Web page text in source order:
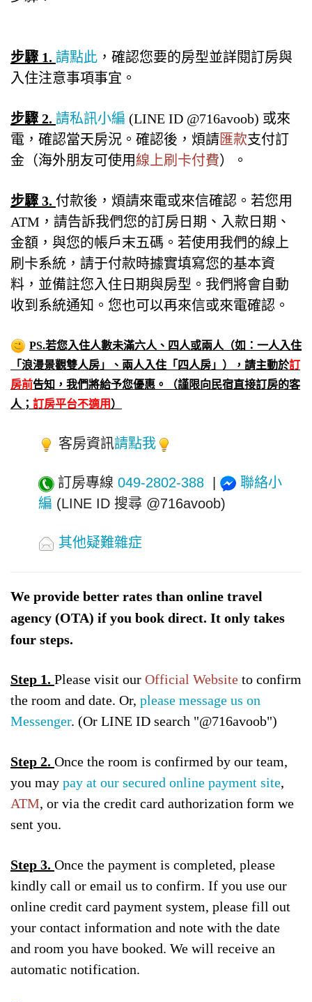
步驟 1. 請點此 ，確認您要的房型並詳閱訂房與
入住注意事項事宜。
步驟 2. 請私訊小編 (LINE ID @716avoob) 或來
電，確認當天房況。確認後，煩請匯款支付訂
金（海外朋友可使用線上刷卡付費）。
步驟 3. 付款後，煩請來電或來信確認。若您用
ATM，請告訴我們您的訂房日期、入款日期、
金額，與您的帳戶末五碼。若使用我們的線上
刷卡系統，請于付款時據實填寫您的基本資
料，並備註您入住日期與房型。我們將會自動
收到系統通知。您也可以再來信或來電確認。
PS.若您入住人數未滿六人、四人或兩人（如：一人入住
「浪漫景觀雙人房」、兩人入住「四人房」），請主動於訂
房前告知，我們將給予您優惠。（謹限向民宿直接訂房的客
人； 訂房平台不適用 ）
客房資訊請點我
訂房專線 049-2802-388 |
聯絡小
編 (LINE ID 搜尋 @716avoob)
其他疑難雜症
We provide better rates than online travel
agency (OTA) if you book direct. It only takes
four steps.
Step 1. Please visit our Official Website to confirm
the room and date. Or, please message us on
Messenger. (Or LINE ID search "@716avoob")
Step 2. Once the room is confirmed by our team,
you may pay at our secured online payment site,
ATM, or via the credit card authorization form we
sent you.
Step 3. Once the payment is completed, please
kindly call or email us to confirm. If you use our
online credit card payment system, please fill out
your contact information and note with the date
and room you have booked. We will receive an
automatic notification.